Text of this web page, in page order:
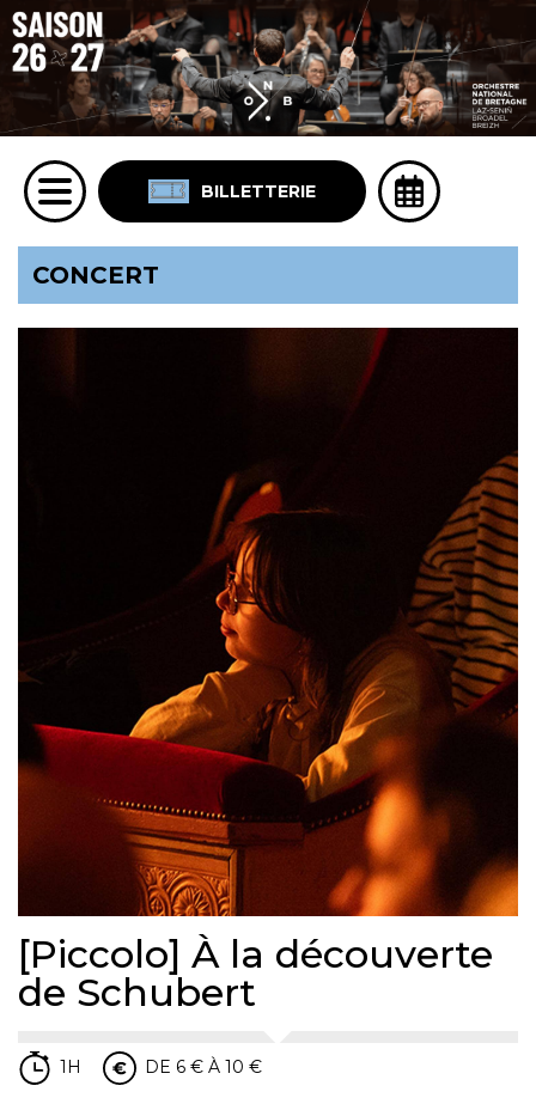
BILLETTERIE
CONCERT
[Piccolo] À la découverte
de Schubert
1H DE 6 € À 10 €